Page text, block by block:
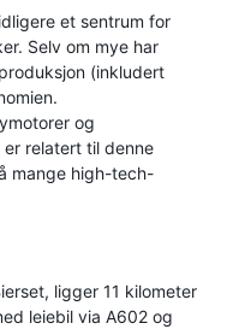
et sentrum for
Selv om mye har
(inkludert
og
relatert til denne
mange high-tech-
ligger 11 kilometer
leiebil via A602 og